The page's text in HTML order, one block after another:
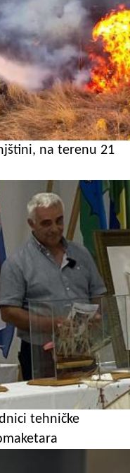
na terenu 21
tehničke